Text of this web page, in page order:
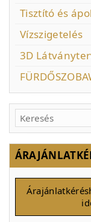
Tisztító és
Vízszigetelés
3D